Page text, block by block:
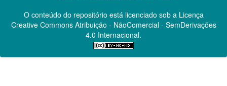
O conteúdo do repositório está licenciado sob a Licença
Creative CommonsAtribuição - NãoComercial - SemDerivações
4.0 Internacional.